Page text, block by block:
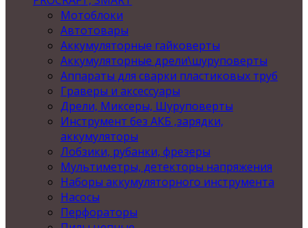
Мотоблоки
Автотовары
Аккумуляторные гайковерты
Аккумуляторные дрели\шуруповерты
Аппараты для сварки пластиковых труб
Граверы и аксессуары
Дрели, Миксеры, Шуруповерты
Инструмент без АКБ ,зарядки,
аккумуляторы
Лобзики, рубанки, фрезеры
Мультиметры, детекторы напряжения
Наборы аккумуляторного инструмента
Насосы
Перфораторы